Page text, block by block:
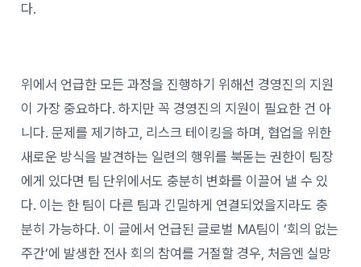
다.
위에서 언급한 모든 과정을 진행하기 위해선 경영진의 지원
이 가장 중요하다. 하지만 꼭 경영진의 지원이 필요한 건 아
니다. 문제를 제기하고, 리스크 테이킹을 하며, 협업을 위한
새로운 방식을 발견하는 일련의 행위를 북돋는 권한이 팀장
에게 있다면 팀 단위에서도 충분히 변화를 이끌어 낼 수 있
다. 이는 한 팀이 다른 팀과 긴밀하게 연결되었을지라도 충
분히 가능하다. 이 글에서 언급된 글로벌 MA팀이 ‘회의 없는
주간’에 발생한 전사 회의 참여를 거절할 경우, 처음엔 실망